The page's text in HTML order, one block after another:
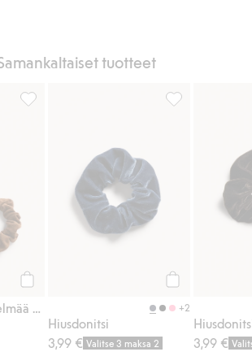
tuotteet
Mokkanahkajäljitelmää oleva hiusdonitsi, 2-pack
+2
Hiusdonitsi
3,99 € Valitse 3 maksa 2
3,99 €